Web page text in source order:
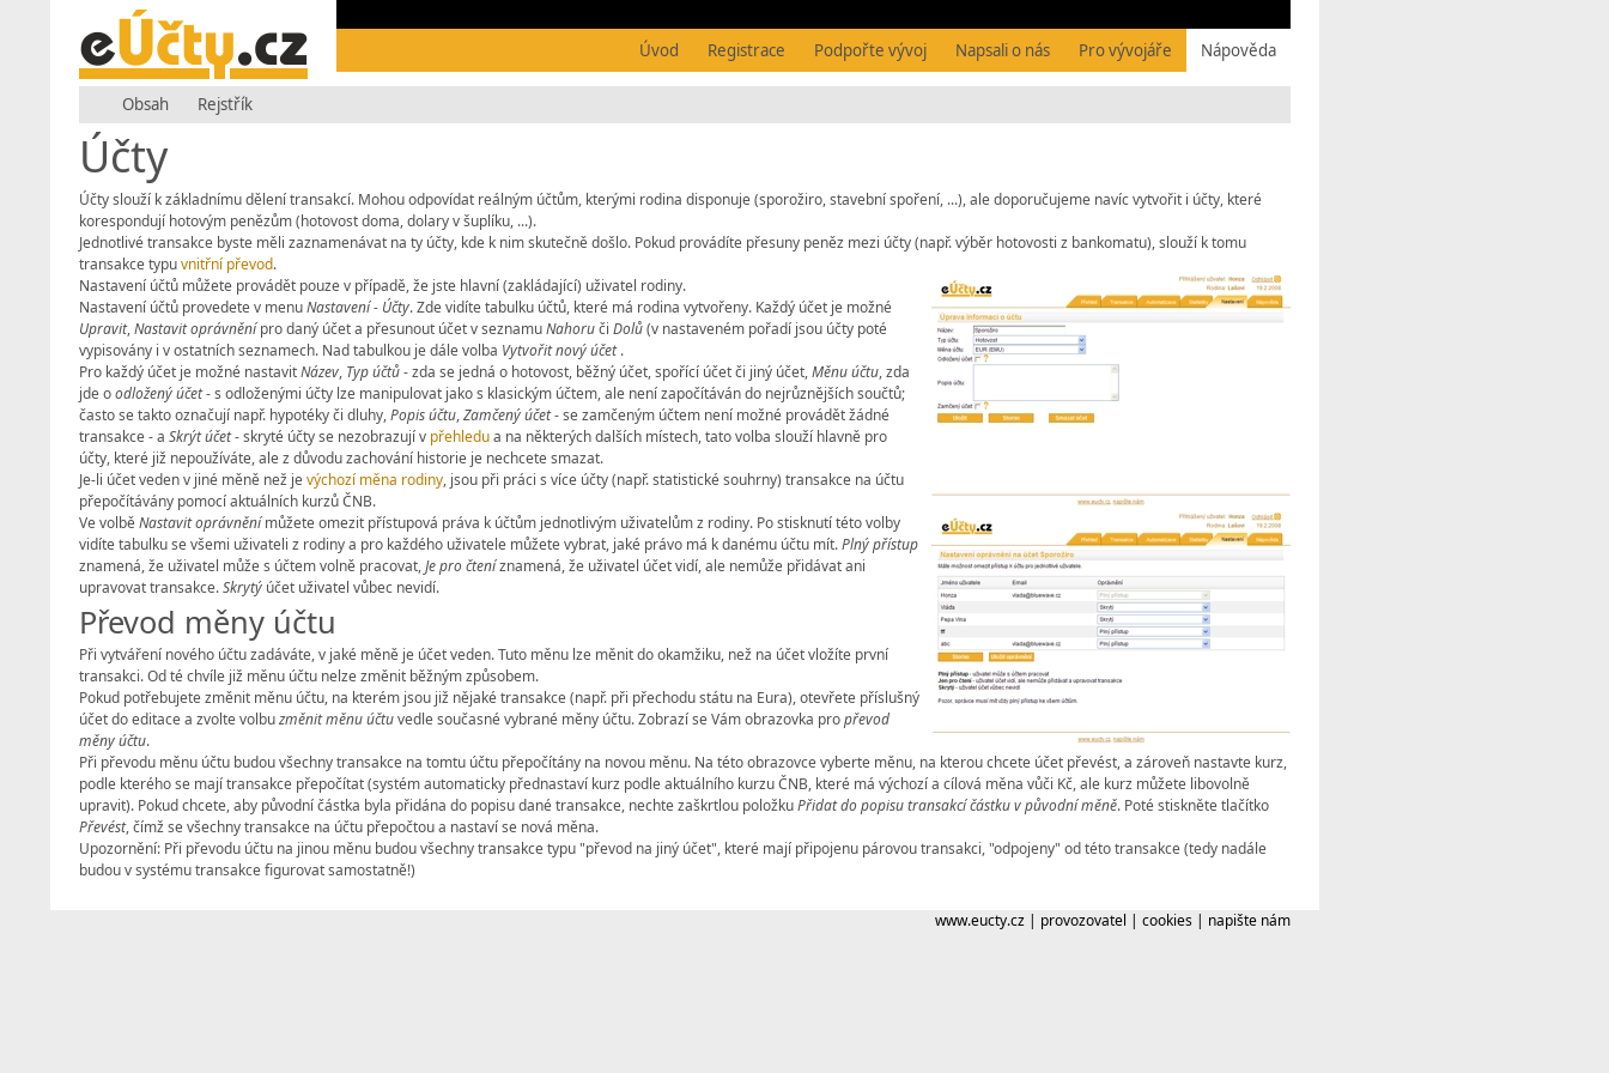
Nápověda
Pro vývojáře
Napsali o nás
Podpořte vývoj
Registrace
Úvod
Obsah Rejstřík
Účty
Účty slouží k základnímu dělení transakcí. Mohou odpovídat reálným účtům, kterými rodina disponuje (sporožiro, stavební spoření, ...), ale doporučujeme navíc vytvořit i účty, které
korespondují hotovým penězům (hotovost doma, dolary v šuplíku, ...).
Jednotlivé transakce byste měli zaznamenávat na ty účty, kde k nim skutečně došlo. Pokud provádíte přesuny peněz mezi účty (např. výběr hotovosti z bankomatu), slouží k tomu
transakce typuvnitřní převod.
Nastavení účtů můžete provádět pouze v případě, že jste hlavní (zakládající) uživatel rodiny.
Nastavení účtů provedete v menuNastavení - Účty. Zde vidíte tabulku účtů, které má rodina vytvořeny. Každý účet je možné
Upravit,Nastavit oprávněnípro daný účet a přesunout účet v seznamuNahoruči Dolů(v nastaveném pořadí jsou účty poté
vypisovány i v ostatních seznamech. Nad tabulkou je dále volba Vytvořit nový účet.
Pro každý účet je možné nastavitNázev, Typ účtů- zda se jedná o hotovost, běžný účet, spořící účet či jiný účet,Měnu účtu, zda
jde oodložený účet- s odloženými účty lze manipulovat jako s klasickým účtem, ale není započítáván do nejrůznějších součtů;
často se takto označují např. hypotéky či dluhy,Popis účtu,Zamčený účet- se zamčeným účtem není možné provádět žádné
transakce - a Skrýt účet- skryté účty se nezobrazují v přehledua na některých dalších místech, tato volba slouží hlavně pro
účty, které již nepoužíváte, ale z důvodu zachování historie je nechcete smazat.
Je-li účet veden v jiné měně než jevýchozí měna rodiny, jsou při práci s více účty (např. statistické souhrny) transakce na účtu
přepočítávány pomocí aktuálních kurzů ČNB.
Ve volběNastavit oprávněnímůžete omezit přístupová práva k účtům jednotlivým uživatelům z rodiny. Po stisknutí této volby
vidíte tabulku se všemi uživateli z rodiny a pro každého uživatele můžete vybrat, jaké právo má k danému účtu mít.Plný přístup
znamená, že uživatel může s účtem volně pracovat,Je pro čteníznamená, že uživatel účet vidí, ale nemůže přidávat ani
upravovat transakce.Skrytý účet uživatel vůbec nevidí.
Převod měny účtu
Při vytváření nového účtu zadáváte, v jaké měně je účet veden. Tuto měnu lze měnit do okamžiku, než na účet vložíte první
transakci. Od té chvíle již měnu účtu nelze změnit běžným způsobem.
Pokud potřebujete změnit měnu účtu, na kterém jsou již nějaké transakce (např. při přechodu státu na Eura), otevřete příslušný
účet do editace a zvolte volbuzměnit měnu účtuvedle současné vybrané měny účtu. Zobrazí se Vám obrazovka propřevod
měny účtu.
Při převodu měnu účtu budou všechny transakce na tomtu účtu přepočítány na novou měnu. Na této obrazovce vyberte měnu, na kterou chcete účet převést, a zároveň nastavte kurz,
podle kterého se mají transakce přepočítat (systém automaticky přednastaví kurz podle aktuálního kurzu ČNB, které má výchozí a cílová měna vůči Kč, ale kurz můžete libovolně
upravit). Pokud chcete, aby původní částka byla přidána do popisu dané transakce, nechte zaškrtlou položkuPřidat do popisu transakcí částku v původní měně. Poté stiskněte tlačítko
Převést, čímž se všechny transakce na účtu přepočtou a nastaví se nová měna.
Upozornění: Při převodu účtu na jinou měnu budou všechny transakce typu "převod na jiný účet", které mají připojenu párovou transakci, "odpojeny" od této transakce (tedy nadále
budou v systému transakce figurovat samostatně!)
www.eucty.cz | provozovatel | cookies | napište nám